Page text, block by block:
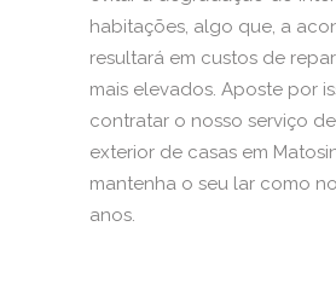
habitações, algo que, a
resultará em custos de
mais elevados. Aposte por
contratar o nosso serviço
exterior de casas em
mantenha o seu lar como
anos.